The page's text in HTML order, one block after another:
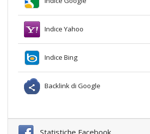
Indice Yahoo
Indice Bing
Backlink di Google